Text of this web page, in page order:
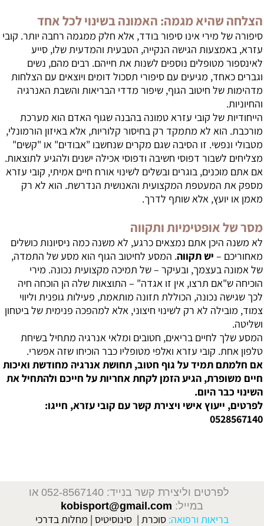
הצלחה שהיא מגמה: האמונה בשינוי לכל אחד
סיפורה של מירי אינו סיפור בודד, אלא חלק ממגמה רחבה יותר. קובי
עזרא, באמצעות הגישה הנקייה, הטבעית והמדעית שלו, סייע
לאינספור מטופלים נוספים לשנות את חייהם. רבים מהם, נשים
וגברים כאחד, מגיעים עם סיפורי תסכול דומים ויוצאים עם הצלחות
מדהימות של חיטוב הגוף, שיפור מדדי הבריאות והשבת האנרגיה
והחיוניות.
הייחודיות של קובי עזרא טמונה בהבנה שגוף האדם הוא מערכת
מורכבת. הוא לא מתמקד רק בחיסור קלוריות, אלא באיזון הורמונלי,
מטבולי ונפשי. זו הסיבה שגם מקרים שנחשבו "אבודים" או "קשים"
מצליחים לשבור דפוסי חשיבה ודפוסי אכילה ישנים ולהגיע לתוצאות.
אם אתם מוכנים, בוגרים ובשלים לשינוי אורח חיים אמיתי, קובי עזרא
מספק את המעטפת המקצועית והאנושית הנדרשת. הוא לא רק
מאמן או יועץ, אלא שותף לדרך.
מסר של אופטימיות ותקווה
לא משנה היכן אתם נמצאים כרגע, לא משנה כמה ניסיונות כושלים
מאחוריכם – יש תקווה. המסע לחיטוב הגוף הוא מסע של התמדה,
של אמונה בעצמך, ובעיקר – של תמיכה מקצועית נכונה. מירי
הוכיחה ש"אם תרצו, אין זו אגדה" – התוצאות שלה הן הוכחה חיה
לכך שגישה נכונה, הכוללת תזונה מותאמת, פעילות גופנית וליווי
צמוד, מובילה לא רק לשינוי חיצוני, אלא למהפכה פנימית של ביטחון
ושליטה.
המסע שלך לחיים בריאים, חטובים ומלאי אנרגיה מתחיל בשיחת
טלפון אחת. קובי עזרא ואלפי מטופליו כבר הוכיחו שזה אפשרי.
אם חלמתם תמיד על גוף חטוב, תחושת אנרגיה מחודשת ואיכות
חיים משופרת, הגיע הזמן לקחת אחריות על חייכם ולהתחיל את
השינוי כבר היום.
לפרטים, ייעוץ אישי ויצירת קשר עם קובי עזרא, חייגו:
0528567140
לפרטים וליצירת קשר בנייד: 052-8567140
או
במייל: kobisport@gmail.com
בריאות ורפואה: סוכרת | סינוסיטיס | מחלות בדרכי